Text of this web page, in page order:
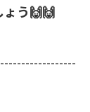
ょう🙌🙌